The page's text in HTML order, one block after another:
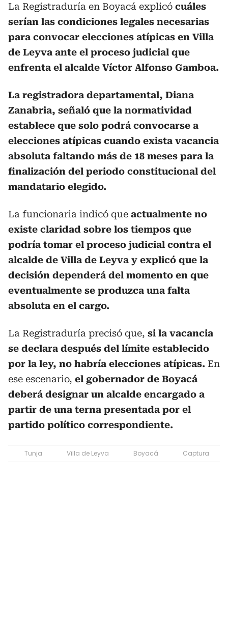
La Registraduría en Boyacá explicó cuáles
serían las condiciones legales necesarias
para convocar elecciones atípicas en Villa
de Leyva ante el proceso judicial que
enfrenta el alcalde Víctor Alfonso Gamboa.
La registradora departamental, Diana
Zanabria, señaló que la normatividad
establece que solo podrá convocarse a
elecciones atípicas cuando exista vacancia
absoluta faltando más de 18 meses para la
finalización del periodo constitucional del
mandatario elegido.
La funcionaria indicó que actualmente no
existe claridad sobre los tiempos que
podría tomar el proceso judicial contra el
alcalde de Villa de Leyva y explicó que la
decisión dependerá del momento en que
eventualmente se produzca una falta
absoluta en el cargo.
La Registraduría precisó que, si la vacancia
se declara después del límite establecido
por la ley, no habría elecciones atípicas. En
ese escenario, el gobernador de Boyacá
deberá designar un alcalde encargado a
partir de una terna presentada por el
partido político correspondiente.
Tunja Villa de Leyva Boyacá Captura